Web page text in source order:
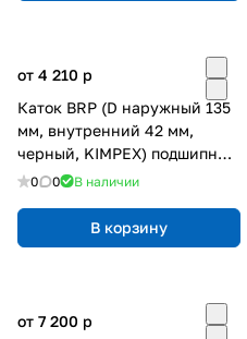
от 4 210 p
Каток BRP (D наружный 135
мм, внутренний 42 мм,
черный, KIMPEX) подшипник
6004
0 0 В наличии
В корзину
от 7 200 p